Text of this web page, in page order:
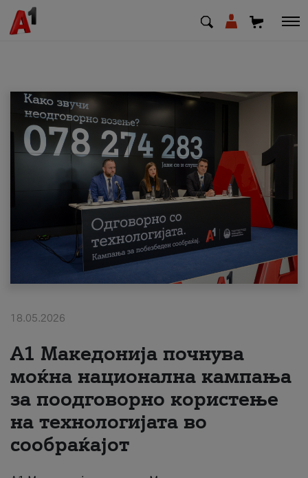
МК EN SQ
Деловни
Поддршка
Надополни кредит
#ПодобарОнлајн
18.05.2026
A1 Македонија почнува
моќна национална кампања
за поодговорно користење
на технологијата во
сообраќајот